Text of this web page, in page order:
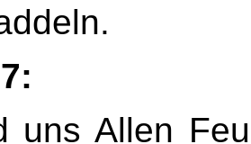
uns Allen